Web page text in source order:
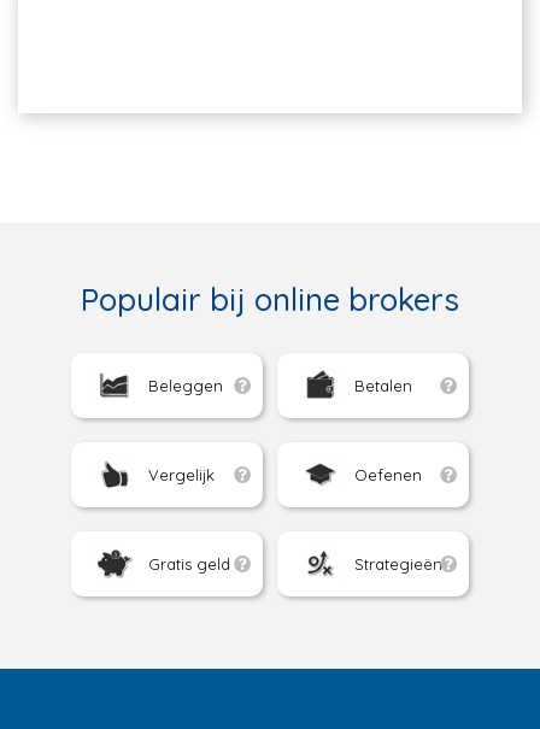
Populair bij online brokers
Beleggen Betalen
Vergelijk Oefenen
Gratis geld Strategieën